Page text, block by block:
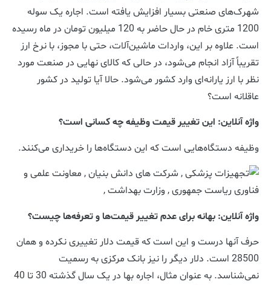
شهرک‌های صنعتی بسیار افزایش یافته است. اجاره یک سوله
1200 متری خام در حال حاضر به 120 میلیون تومان در ماه رسیده
است. علاوه بر این، واردات ماشین‌آلات، حتی با مجوز، با نرخ ارز
تقریباً آزاد انجام می‌شود، در حالی که کالای نهایی در صنعت مورد
نظر با ارز یارانه‌ای وارد کشور می‌شود. حالا آیا تولید در کشور
عاقلانه است؟
واژه آنلاین: این تغییر قیمت وظیفه چه کسانی است؟
وظیفه دستگاه‌هایی است که این دستگاه‌ها را خریداری می‌کنند.
واژه آنلاین: بهانه برای عدم تغییر قیمت‌ها و تعرفه‌ها چیست؟
حرف آنها درست و این است که قیمت دلار تغییری نکرده و همان
28500 است. دلار دیگر را نیز بانک مرکزی به رسمیت
نمی‌شناسد. به عنوان مثال، اجاره بها در یک سال گذشته 30 تا 40